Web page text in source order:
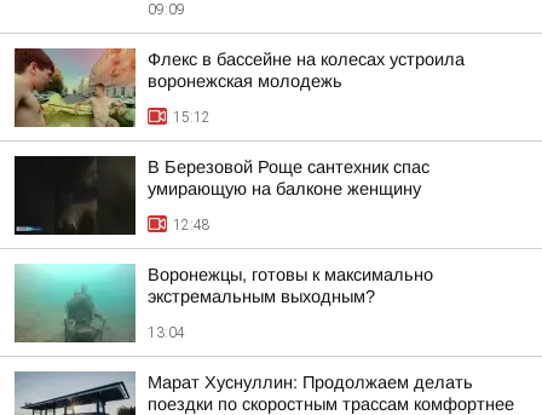
09:09
Флекс в бассейне на колесах устроила
воронежская молодежь
15:12
В Березовой Роще сантехник спас
умирающую на балконе женщину
12:48
Воронежцы, готовы к максимально
экстремальным выходным?
13:04
Марат Хуснуллин: Продолжаем делать
поездки по скоростным трассам комфортнее